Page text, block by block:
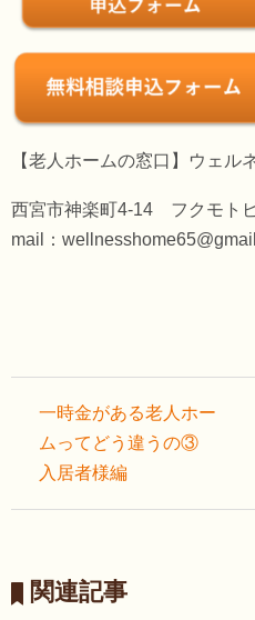
【老人ホームの窓口】ウェ
西宮市神楽町4-14 フクモ
mail：
ビ
ー
シ
一時金がある老人ホー
ムってどう違うの③
入居者様編
関連記事